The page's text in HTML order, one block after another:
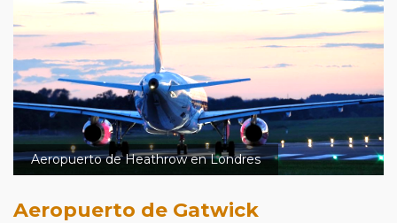
Aeropuerto de Heathrow en Londres
Aeropuerto de Gatwick